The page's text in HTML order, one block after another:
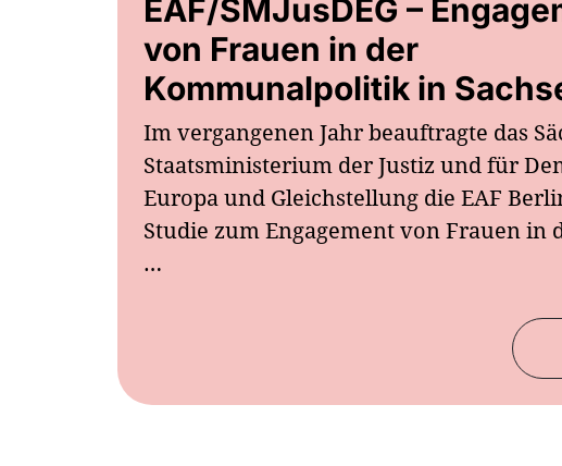
EAF/SMJusDEG –
von Frauen in der
Kommunalpolitik in
Im vergangenen Jahr beauftragte das
Staatsministerium der Justiz und für
Europa und Gleichstellung die EAF
Studie zum Engagement von Frauen in
…